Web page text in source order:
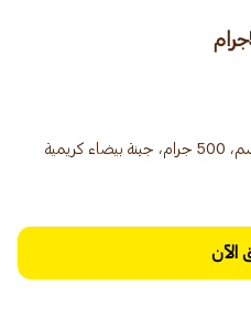
جبنة البقرات الثلاث البيضاء كاملة الدسم، 500 جرام، جبنة بيضاء كريمية
الآن